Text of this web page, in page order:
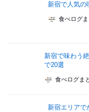
新宿で人気の
食べログ
新宿で味わう
で20選
食べログま
新宿エリアで